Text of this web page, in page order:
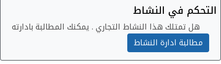
التحكم في النشاط
هل تمتلك هذا النشاط التجاري . يمكنك المطالبة بادارته
مطالبة ادارة النشاط